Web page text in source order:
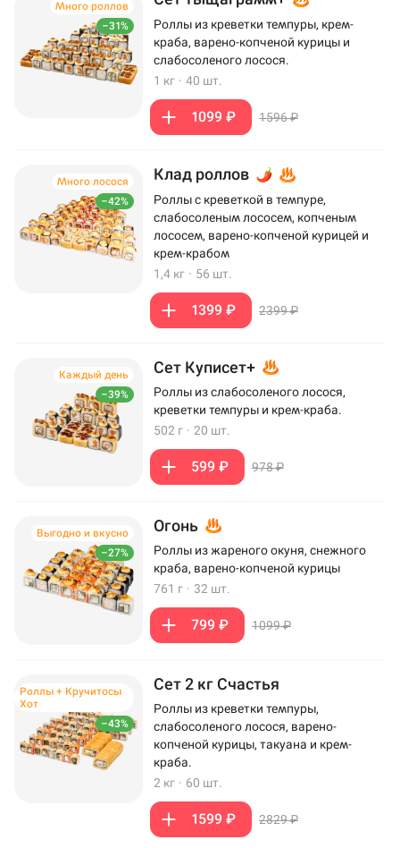
–31%
Много роллов
Роллы из креветки темпуры, крем-
краба, варено-копченой курицы и
слабосоленого лосося.
1 кг · 40 шт.
1099 ₽ 1596 ₽
–42%
Много лосося Клад роллов
Роллы с креветкой в темпуре,
слабосоленым лососем, копченым
лососем, варено-копченой курицей и
крем-крабом
1,4 кг · 56 шт.
1399 ₽ 2399 ₽
–39%
Каждый день Сет Куписет+
Роллы из слабосоленого лосося,
креветки темпуры и крем-краба.
502 г · 20 шт.
599 ₽ 978 ₽
–27%
Выгодно и вкусно Огонь
Роллы из жареного окуня, снежного
краба, варено-копченой курицы
761 г · 32 шт.
799 ₽ 1099 ₽
–43%
Роллы + Кручитосы
Хот
Сет 2 кг Счастья
Роллы из креветки темпуры,
слабосоленого лосося, варено-
копченой курицы, такуана и крем-
краба.
2 кг · 60 шт.
1599 ₽ 2829 ₽